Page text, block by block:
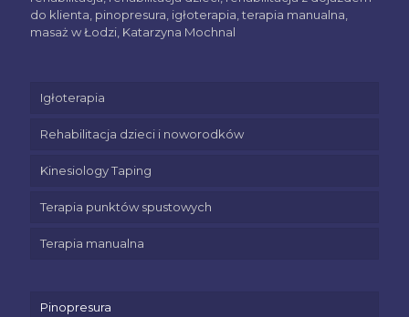
do klienta, pinopresura, igłoterapia, terapia manualna,
masaż w Łodzi, Katarzyna Mochnal
Igłoterapia
Rehabilitacja dzieci i noworodków
Kinesiology Taping
Terapia punktów spustowych
Terapia manualna
Pinopresura